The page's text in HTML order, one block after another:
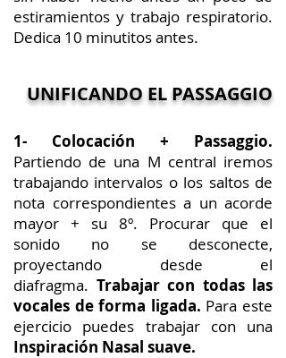
estiramientos y trabajo respiratorio.
Dedica 10 minutitos antes.
UNIFICANDO EL PASSAGGIO
1- Colocación + Passaggio.
Partiendo de una M central iremos
trabajando intervalos o los saltos de
nota correspondientes a un acorde
mayor + su 8º. Procurar que el
sonido no se desconecte,
proyectando desde el
diafragma. Trabajar con todas las
vocales de forma ligada. Para este
ejercicio puedes trabajar con una
Inspiración Nasal suave.